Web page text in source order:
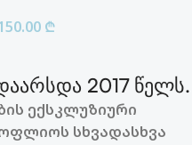
₾
2017 წელს.
ექსკლუზიური
სხვადასხვა